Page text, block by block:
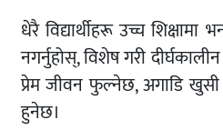
धेरै विद्यार्थीहरू उच्च शिक्षामा
नगर्नुहोस्, विशेष गरी
प्रेम जीवन फुल्नेछ, अगाडि खुसी
हुनेछ।